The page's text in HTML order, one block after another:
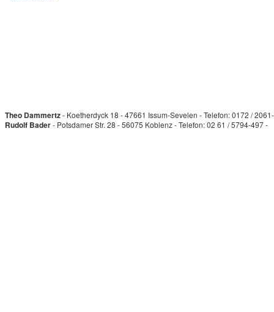
Theo Dammertz- Koetherdyck 18 - 47661 Issum-Sevelen - Telefon: 0172 /
Rudolf Bader- Potsdamer Str. 28 - 56075 Koblenz - Telefon: 02 61 / 5794-497 -